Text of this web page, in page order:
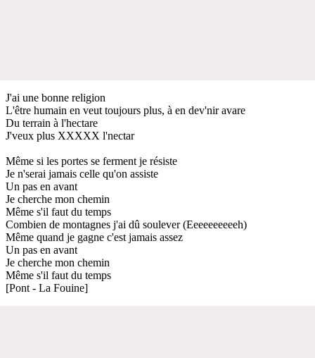
J'ai une bonne religion
L'être humain en veut toujours plus, à en dev'nir avare
Du terrain à l'hectare
J'veux plus XXXXX l'nectar
Même si les portes se ferment je résiste
Je n'serai jamais celle qu'on assiste
Un pas en avant
Je cherche mon chemin
Même s'il faut du temps
Combien de montagnes j'ai dû soulever (Eeeeeeeeeeh)
Même quand je gagne c'est jamais assez
Un pas en avant
Je cherche mon chemin
Même s'il faut du temps
[Pont - La Fouine]